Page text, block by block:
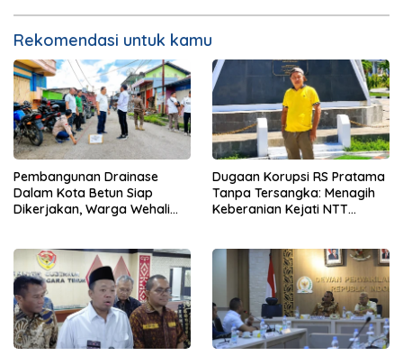
Rekomendasi untuk kamu
Pembangunan Drainase
Dalam Kota Betun Siap
Dikerjakan, Warga Wehali
Dugaan Korupsi RS Pratama
Tanpa Tersangka: Menagih
Keberanian Kejati NTT